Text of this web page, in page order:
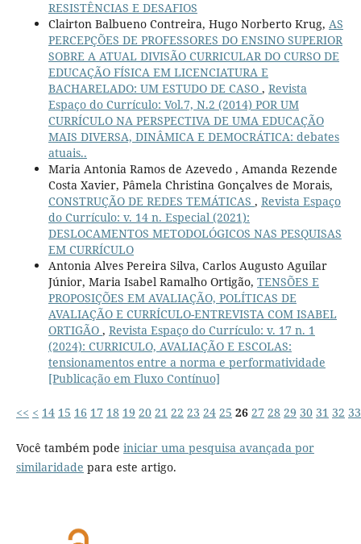
RESISTÊNCIAS E DESAFIOS
Clairton Balbueno Contreira, Hugo Norberto Krug, AS
PERCEPÇÕES DE PROFESSORES DO ENSINO SUPERIOR
SOBRE A ATUAL DIVISÃO CURRICULAR DO CURSO DE
EDUCAÇÃO FÍSICA EM LICENCIATURA E
BACHARELADO: UM ESTUDO DE CASO , Revista
Espaço do Currículo: Vol.7, N.2 (2014) POR UM
CURRÍCULO NA PERSPECTIVA DE UMA EDUCAÇÃO
MAIS DIVERSA, DINÂMICA E DEMOCRÁTICA: debates
atuais..
Maria Antonia Ramos de Azevedo , Amanda Rezende
Costa Xavier, Pâmela Christina Gonçalves de Morais,
CONSTRUÇÃO DE REDES TEMÁTICAS , Revista Espaço
do Currículo: v. 14 n. Especial (2021):
DESLOCAMENTOS METODOLÓGICOS NAS PESQUISAS
EM CURRÍCULO
Antonia Alves Pereira Silva, Carlos Augusto Aguilar
Júnior, Maria Isabel Ramalho Ortigão, TENSÕES E
PROPOSIÇÕES EM AVALIAÇÃO, POLÍTICAS DE
AVALIAÇÃO E CURRÍCULO-ENTREVISTA COM ISABEL
ORTIGÃO , Revista Espaço do Currículo: v. 17 n. 1
(2024): CURRICULO, AVALIAÇÃO E ESCOLAS:
tensionamentos entre a norma e performatividade
[Publicação em Fluxo Contínuo]
<< < 14 15 16 17 18 19 20 21 22 23 24 25 26 27 28 29 30 31 32 33
Você também pode iniciar uma pesquisa avançada por
similaridade para este artigo.